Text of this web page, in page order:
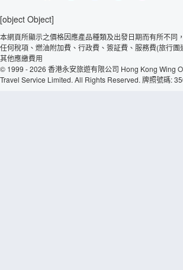
[object Object]
本網頁所顯示之價格因應產品種類及出發日期而有所不同
任何稅項、燃油附加費、行政費、簽証費、服務費(旅行團
其他應繳費用
© 1999 - 2026 香港永安旅遊有限公司 Hong Kong Wing
Travel Service Limited. All Rights Reserved. 牌照號碼: